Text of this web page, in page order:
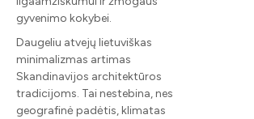
gyvenimo kokybei.
Daugeliu atvejų lietuviškas
minimalizmas artimas
Skandinavijos architektūros
tradicijoms. Tai nestebina, nes
geografinė padėtis, klimatas